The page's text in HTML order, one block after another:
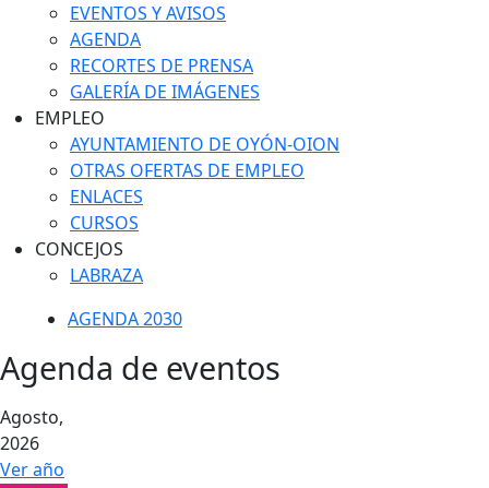
EVENTOS Y AVISOS
AGENDA
RECORTES DE PRENSA
GALERÍA DE IMÁGENES
EMPLEO
AYUNTAMIENTO DE OYÓN-OION
OTRAS OFERTAS DE EMPLEO
ENLACES
CURSOS
CONCEJOS
LABRAZA
AGENDA 2030
Agenda de eventos
Agosto,
2026
Ver año